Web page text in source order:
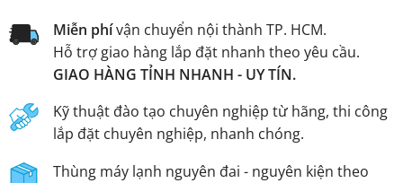
Miễn phívận chuyển nội thành TP. HCM.
Hỗ trợ giao hàng lắp đặt nhanh theo yêu cầu.
GIAO HÀNG TỈNH NHANH - UY TÍN.
Kỹ thuật đào tạo chuyên nghiệp từ hãng, thi công
lắp đặt chuyên nghiệp, nhanh chóng.
Thùng máy lạnh nguyên đai - nguyên kiện theo